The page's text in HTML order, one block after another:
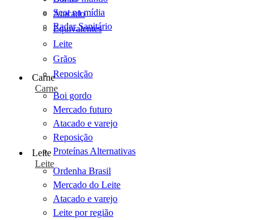
Scot na mídia
Radar Sanitário
Atacado
Equivalentes
Leite
Grãos
Reposição
Carne
Carne
Boi gordo
Mercado futuro
Atacado e varejo
Reposição
Proteínas Alternativas
Leite
Leite
Ordenha Brasil
Mercado do Leite
Atacado e varejo
Leite por região